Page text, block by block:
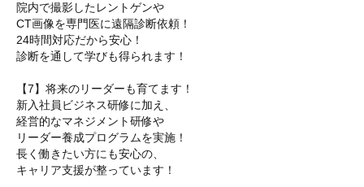
院内で撮影したレントゲンや
CT画像を専門医に遠隔診断依頼！
24時間対応だから安心！
診断を通して学びも得られます！
【7】将来のリーダーも育てます！
新入社員ビジネス研修に加え、
経営的なマネジメント研修や
リーダー養成プログラムを実施！
長く働きたい方にも安心の、
キャリア支援が整っています！